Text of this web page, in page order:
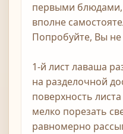
первыми блюдами,
вполне
Попробуйте, Вы
1-й лист лаваша
на разделочной
поверхность
мелко порезать
равномерно